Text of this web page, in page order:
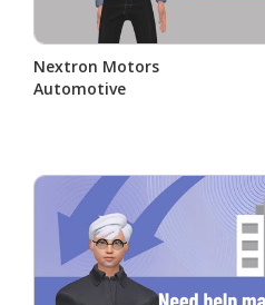
Nextron Motors
Automotive